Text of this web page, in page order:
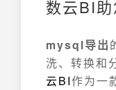
数云BI
mysql导出
洗、转换和
云BI作为一